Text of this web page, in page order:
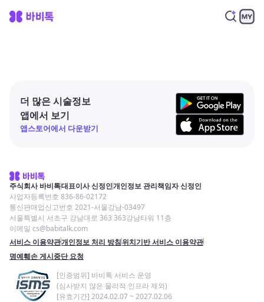
더 많은 시술정보
앱에서 보기
앱스토어에서 다운받기
주식회사 바비톡대표이사 신정인개인정보 관리책임자 신정인
사업자등록번호 836-86-02172
통신판매업신고번호 2021-서울강남-03497
서울특별시 서초구 강남대로 363 363강남타워 11층
이메일 cs@babitalk.com
서비스 이용약관개인정보 처리 방침위치기반 서비스 이용약관
명예훼손 게시중단 요청
[인증범위] 바비톡 서비스 운영
(심사받지 않은 물리적 인프라 제외)
[유효기간] 2024.02.07 ~ 2027.02.06